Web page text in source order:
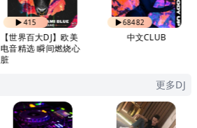
415
【世界百大DJ】欧美
电音精选 瞬间燃烧心
脏
68482
中文CLUB
更多DJ